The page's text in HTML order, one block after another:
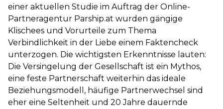
einer aktuellen Studie im Auftrag der Online-
Partneragentur Parship.at wurden gängige
Klischees und Vorurteile zum Thema
Verbindlichkeit in der Liebe einem Faktencheck
unterzogen. Die wichtigsten Erkenntnisse lauten:
Die Versingelung der Gesellschaft ist ein Mythos,
eine feste Partnerschaft weiterhin das ideale
Beziehungsmodell, häufige Partnerwechsel sind
eher eine Seltenheit und 20 Jahre dauernde